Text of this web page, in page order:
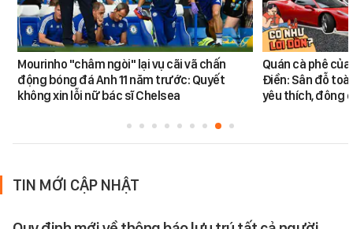
Mourinho "châm ngòi" lại vụ cãi vã chấn
động bóng đá Anh 11 năm trước: Quyết
không xin lỗi nữ bác sĩ Chelsea
Quán cà phê
Điền: Sân đỗ
yêu thích, đông
TIN MỚI CẬP NHẬT